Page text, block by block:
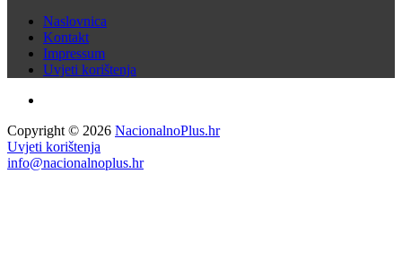
Naslovnica
Kontakt
Impressum
Uvjeti korištenja
Copyright © 2026 NacionalnoPlus.hr
Uvjeti korištenja
info@nacionalnoplus.hr